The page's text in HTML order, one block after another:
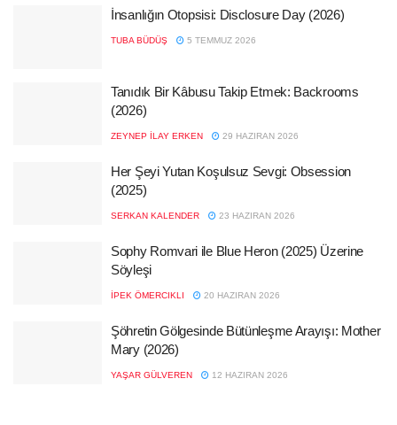
İnsanlığın Otopsisi: Disclosure Day (2026)
TUBA BÜDÜŞ 5 TEMMUZ 2026
Tanıdık Bir Kâbusu Takip Etmek: Backrooms
(2026)
ZEYNEP İLAY ERKEN 29 HAZIRAN 2026
Her Şeyi Yutan Koşulsuz Sevgi: Obsession
(2025)
SERKAN KALENDER 23 HAZIRAN 2026
Sophy Romvari ile Blue Heron (2025) Üzerine
Söyleşi
İPEK ÖMERCIKLI 20 HAZIRAN 2026
Şöhretin Gölgesinde Bütünleşme Arayışı: Mother
Mary (2026)
YAŞAR GÜLVEREN 12 HAZIRAN 2026